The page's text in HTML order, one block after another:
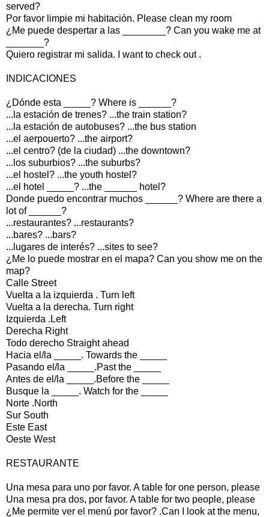
served?
Por favor limpie mi habitación. Please clean my room
¿Me puede despertar a las ________? Can you wake me at
_______?
Quiero registrar mi salida. I want to check out .
INDICACIONES
¿Dónde esta _____? Where is ______?
...la estación de trenes? ...the train station?
...la estación de autobuses? ...the bus station
...el aerpouerto? ...the airport?
...el centro? (de la ciudad) ...the downtown?
...los suburbios? ...the suburbs?
...el hostel? ...the youth hostel?
...el hotel _____? ...the ______ hotel?
Donde puedo encontrar muchos ______? Where are there a
lot of ______?
...restaurantes? ...restaurants?
...bares? ...bars?
...lugares de interés? ...sites to see?
¿Me lo puede mostrar en el mapa? Can you show me on the
map?
Calle Street
Vuelta a la izquierda . Turn left
Vuelta a la derecha. Turn right
Izquierda .Left
Derecha Right
Todo derecho Straight ahead
Hacia el/la _____. Towards the _____
Pasando el/la _____.Past the _____
Antes de el/la _____.Before the _____
Busque la _____. Watch for the _____
Norte .North
Sur South
Este East
Oeste West
RESTAURANTE
Una mesa para uno por favor. A table for one person, please
Una mesa pra dos, por favor. A table for two people, please
¿Me permite ver el menú por favor? .Can I look at the menu,